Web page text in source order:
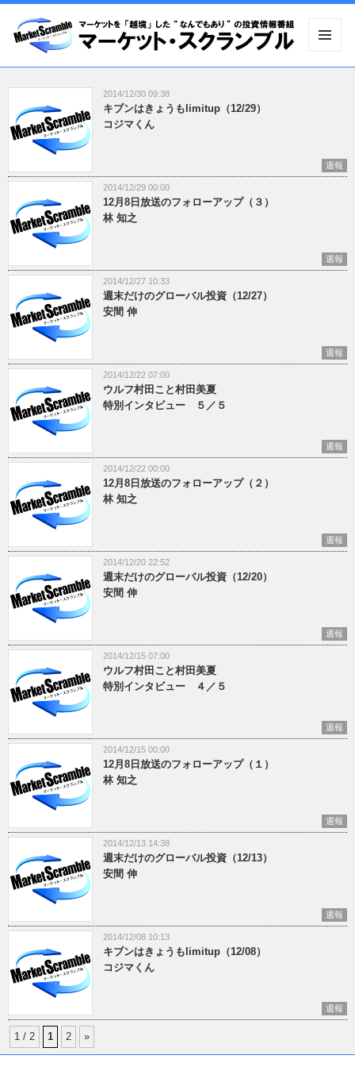
週報
2014/12/30 09:38
キブンはきょうもlimitup（12/29）
コジマくん
週報
2014/12/29 00:00
12月8日放送のフォローアップ（３）
林 知之
週報
2014/12/27 10:33
週末だけのグローバル投資（12/27）
安間 伸
週報
2014/12/22 07:00
ウルフ村田こと村田美夏
特別インタビュー ５／５
週報
2014/12/22 00:00
12月8日放送のフォローアップ（２）
林 知之
週報
2014/12/20 22:52
週末だけのグローバル投資（12/20）
安間 伸
週報
2014/12/15 07:00
ウルフ村田こと村田美夏
特別インタビュー ４／５
週報
2014/12/15 00:00
12月8日放送のフォローアップ（１）
林 知之
週報
2014/12/13 14:38
週末だけのグローバル投資（12/13）
安間 伸
週報
2014/12/08 10:13
キブンはきょうもlimitup（12/08）
コジマくん
1 / 2 1 2 »